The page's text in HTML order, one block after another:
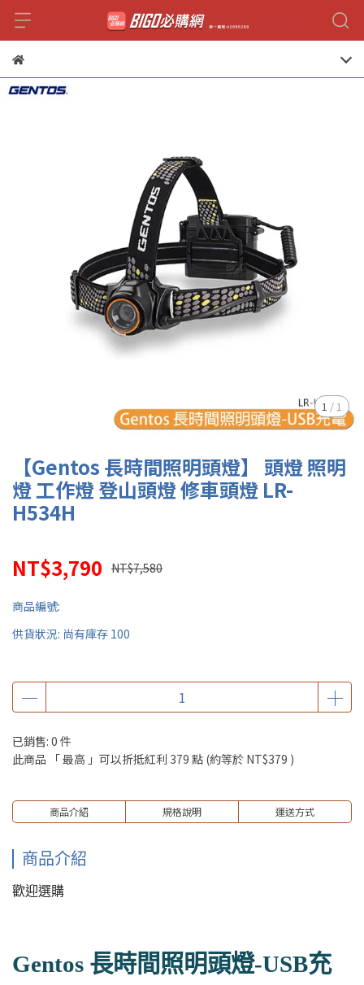
1 / 1
【Gentos 長時間照明頭燈】 頭燈 照明
燈 工作燈 登山頭燈 修車頭燈 LR-
H534H
NT$3,790 NT$7,580
商品編號:
供貨狀況: 尚有庫存 100
已銷售: 0 件
此商品 「 最高 」可以折抵紅利 379 點 (約等於 NT$379 )
商品介紹 規格說明 運送方式
商品介紹
歡迎選購
Gentos 長時間照明頭燈-USB充